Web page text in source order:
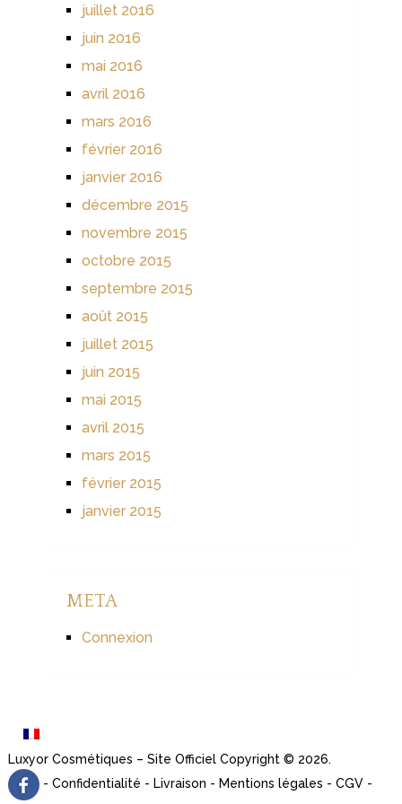
juillet 2016
juin 2016
mai 2016
avril 2016
mars 2016
février 2016
janvier 2016
décembre 2015
novembre 2015
octobre 2015
septembre 2015
août 2015
juillet 2015
juin 2015
mai 2015
avril 2015
mars 2015
février 2015
janvier 2015
META
Connexion
Luxyor Cosmétiques – Site OfficielCopyright © 2026.
- Confidentialité - Livraison - Mentions légales - CGV-